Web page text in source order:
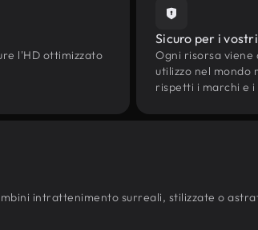
l'HD ottimizzato
Sicuro per i
Ogni risorsa
utilizzo nel mondo
rispetti i marchi e
intrattenimento surreali, stilizzate o